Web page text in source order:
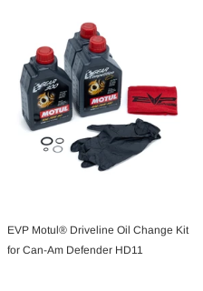
EVP Motul® Driveline Oil Change Kit
for Can-Am Defender HD11